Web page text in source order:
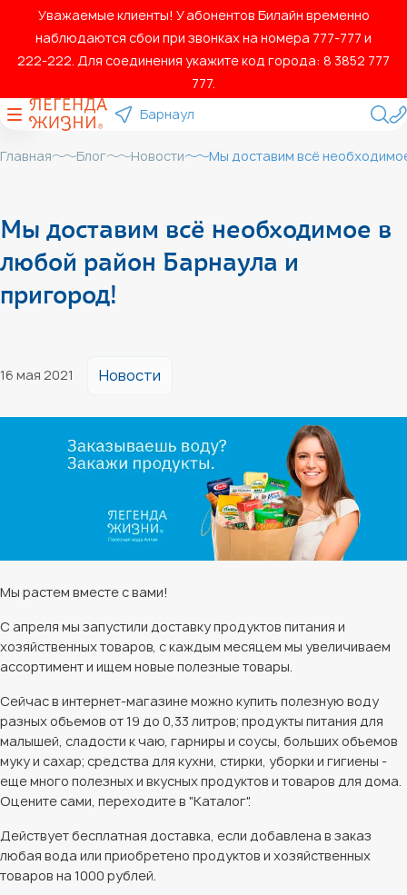
Уважаемые клиенты! У абонентов Билайн временно
наблюдаются сбои при звонках на номера 777‑777 и
222‑222. Для соединения укажите код города: 8 3852 777
777.
Барнаул
Главная Блог Новости Мы доставим всё
Мы доставим всё необходимое в
любой район Барнаула и
пригород!
16 мая 2021 Новости
Мы растем вместе с вами!
С апреля мы запустили доставку продуктов питания и
хозяйственных товаров, с каждым месяцем мы увеличиваем
ассортимент и ищем новые полезные товары.
Сейчас в интернет-магазине можно купить полезную воду
разных объемов от 19 до 0,33 литров; продукты питания для
малышей, сладости к чаю, гарниры и соусы, больших объемов
муку и сахар; средства для кухни, стирки, уборки и гигиены -
еще много полезных и вкусных продуктов и товаров для дома.
Оцените сами, переходите в "Каталог".
Действует бесплатная доставка, если добавлена в заказ
любая вода или приобретено продуктов и хозяйственных
товаров на 1000 рублей.